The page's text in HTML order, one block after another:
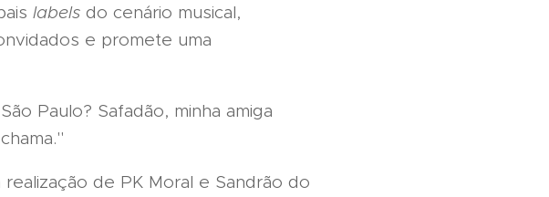
labels do cenário musical,
e promete uma
Paulo? Safadão, minha amiga
de PK Moral e Sandrão do